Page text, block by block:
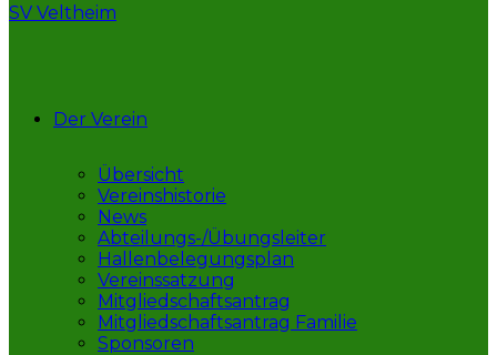
SV Veltheim
Der Verein
Übersicht
Vereinshistorie
News
Abteilungs-/Übungsleiter
Hallenbelegungsplan
Vereinssatzung
Mitgliedschaftsantrag
Mitgliedschaftsantrag Familie
Sponsoren